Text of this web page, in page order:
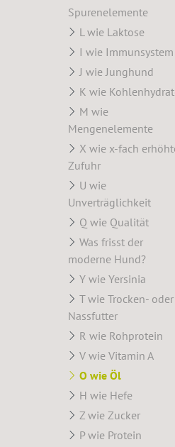
Spurenelemente
L wie Laktose
I wie Immunsystem
J wie Junghund
K wie
M wie
Mengenelemente
X wie x-fach
Zufuhr
U wie
Unverträglichkeit
Q wie Qualität
Was frisst der
moderne Hund?
Y wie Yersinia
T wie Trocken- oder
Nassfutter
R wie Rohprotein
V wie Vitamin A
O wie Öl
H wie Hefe
Z wie Zucker
P wie Protein